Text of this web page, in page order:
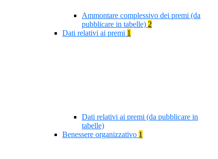
Ammontare complessivo dei premi (da
pubblicare in tabelle) 2
Dati relativi ai premi 1
Dati relativi ai premi (da pubblicare in
tabelle)
Benessere organizzativo 1